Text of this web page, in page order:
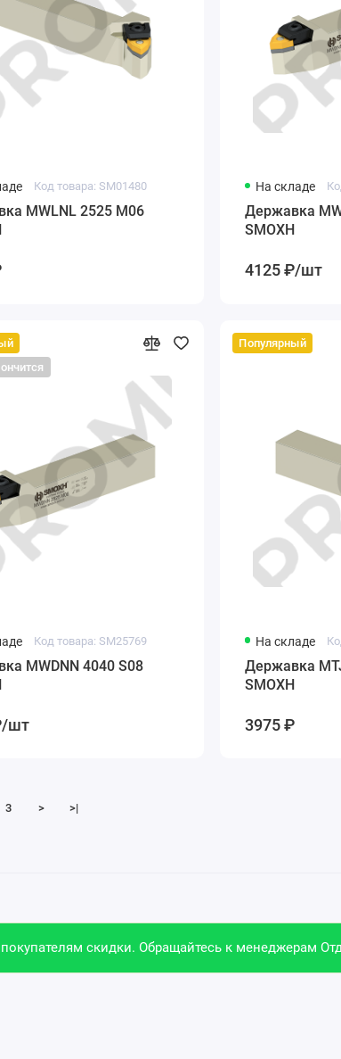
Код товара: SM01480
MWLNL 2525 M06
На складе
Державка
SMOXH
4125 ₽/шт
Код товара: SM25769
MWDNN 4040 S08
шт
Популярный
На складе
Державка
SMOXH
3975 ₽
3 > >|
скидки. Обращайтесь к менеджерам